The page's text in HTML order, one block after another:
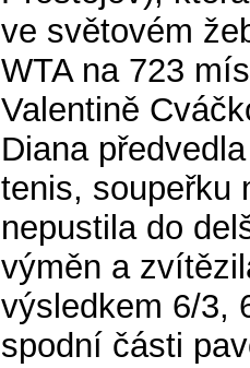
ve světovém
WTA na 723
Valentině
Diana
tenis, soupeřku
nepustila do
výměn a
výsledkem 6/3,
spodní části